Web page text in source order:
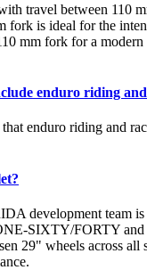
travel between 110
fork is ideal for the
mm fork for a
enduro riding
enduro riding and
development team
SIXTY/FORTY
29" wheels across all